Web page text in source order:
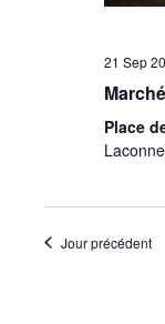
21 Sep
Marché
Place
Jour précédent